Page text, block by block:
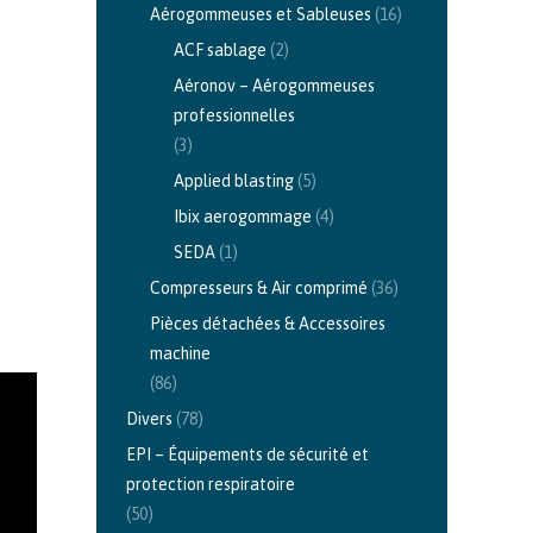
Aérogommeuses et Sableuses (16)
ACF sablage (2)
Aéronov – Aérogommeuses
professionnelles
(3)
Applied blasting(5)
Ibix aerogommage (4)
SEDA(1)
Compresseurs & Air comprimé (36)
Pièces détachées & Accessoires
machine
(86)
Divers (78)
EPI – Équipements de sécurité et
protection respiratoire
(50)